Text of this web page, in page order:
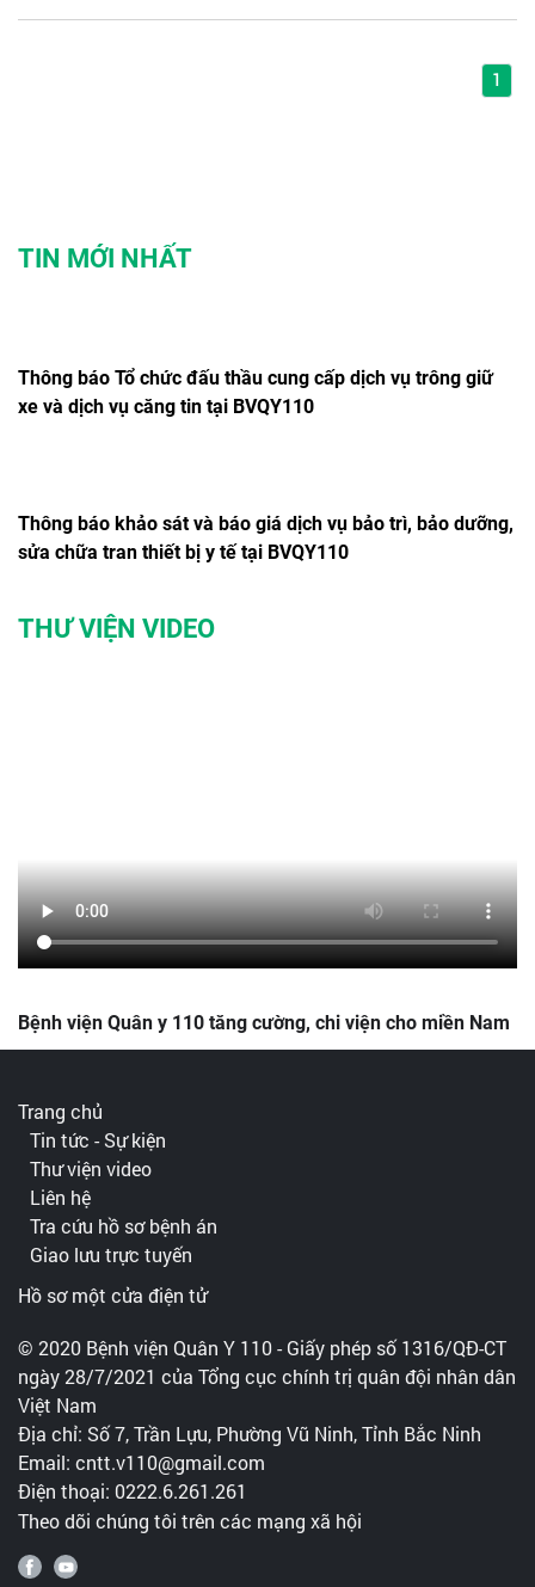
1
TIN MỚI NHẤT
Thông báo Tổ chức đấu thầu cung cấp dịch vụ trông giữ
xe và dịch vụ căng tin tại BVQY110
Thông báo khảo sát và báo giá dịch vụ bảo trì, bảo dưỡng,
sửa chữa tran thiết bị y tế tại BVQY110
THƯ VIỆN VIDEO
Bệnh viện Quân y 110 tăng cường, chi viện cho miền Nam
Trang chủ
Tin tức - Sự kiện
Thư viện video
Liên hệ
Tra cứu hồ sơ bệnh án
Giao lưu trực tuyến
Hồ sơ một cửa điện tử
© 2020 Bệnh viện Quân Y 110 - Giấy phép số 1316/QĐ-CT
ngày 28/7/2021 của Tổng cục chính trị quân đội nhân dân
Việt Nam
Địa chỉ: Số 7, Trần Lựu, Phường Vũ Ninh, Tỉnh Bắc Ninh
Email: cntt.v110@gmail.com
Điện thoại: 0222.6.261.261
Theo dõi chúng tôi trên các mạng xã hội